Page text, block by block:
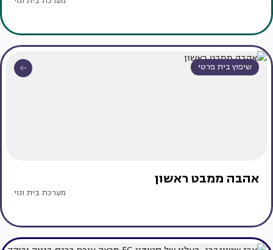
שיפוץ בית פרטי
אהבה ממבט ראשון
מערכת בית ונוי